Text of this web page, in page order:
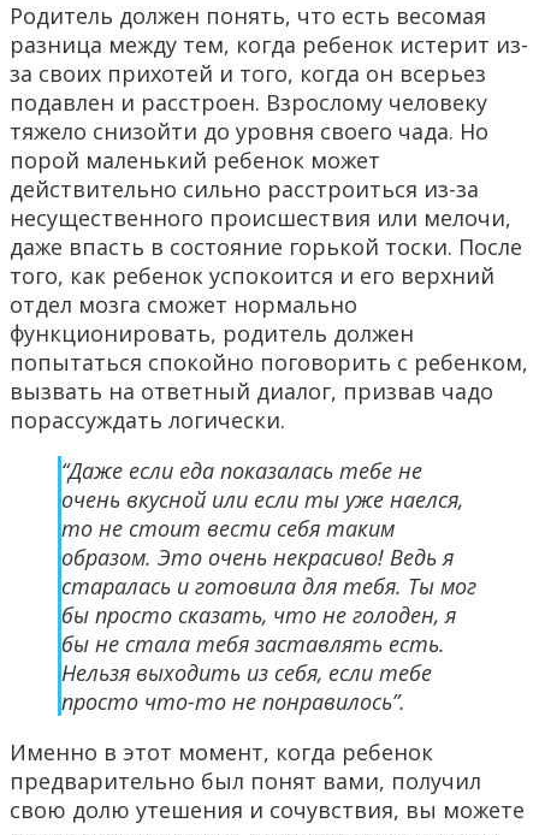
Родитель должен понять, что есть весомая
разница между тем, когда ребенок истерит из-
за своих прихотей и того, когда он всерьез
подавлен и расстроен. Взрослому человеку
тяжело снизойти до уровня своего чада. Но
порой маленький ребенок может
действительно сильно расстроиться из-за
несущественного происшествия или мелочи,
даже впасть в состояние горькой тоски. После
того, как ребенок успокоится и его верхний
отдел мозга сможет нормально
функционировать, родитель должен
попытаться спокойно поговорить с ребенком,
вызвать на ответный диалог, призвав чадо
порассуждать логически.
“Даже если еда показалась тебе не
очень вкусной или если ты уже наелся,
то не стоит вести себя таким
образом. Это очень некрасиво! Ведь я
старалась и готовила для тебя. Ты мог
бы просто сказать, что не голоден, я
бы не стала тебя заставлять есть.
Нельзя выходить из себя, если тебе
просто что-то не понравилось”.
Именно в этот момент, когда ребенок
предварительно был понят вами, получил
свою долю утешения и сочувствия, вы можете